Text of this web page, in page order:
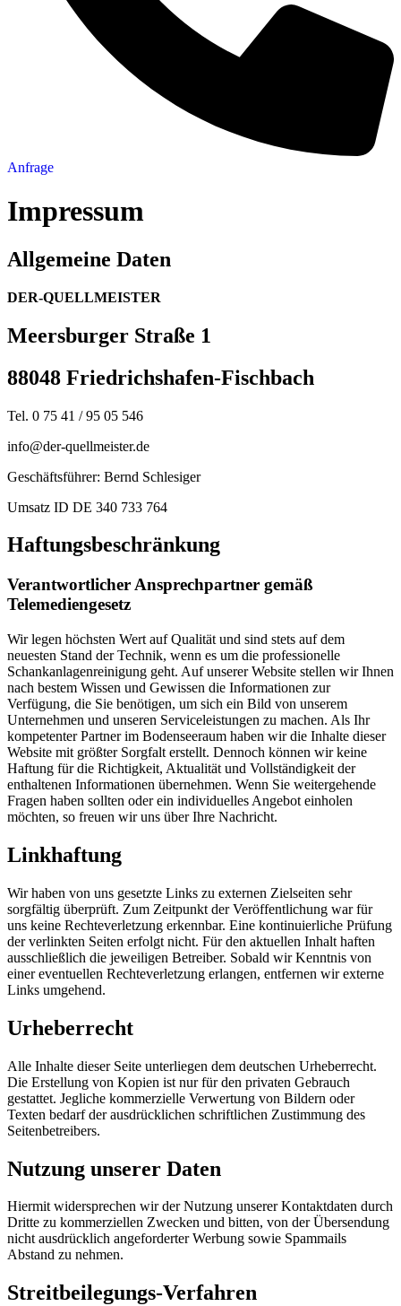
Anfrage
Impressum
Allgemeine Daten
DER-QUELLMEISTER
Meersburger Straße 1
88048 Friedrichshafen-Fischbach
Tel. 0 75 41 / 95 05 546
info@der-quellmeister.de
Geschäftsführer: Bernd Schlesiger
Umsatz ID DE 340 733 764
Haftungsbeschränkung
Verantwortlicher Ansprechpartner gemäß
Telemediengesetz
Wir legen höchsten Wert auf Qualität und sind stets auf dem
neuesten Stand der Technik, wenn es um die professionelle
Schankanlagenreinigung geht. Auf unserer Website stellen wir Ihnen
nach bestem Wissen und Gewissen die Informationen zur
Verfügung, die Sie benötigen, um sich ein Bild von unserem
Unternehmen und unseren Serviceleistungen zu machen. Als Ihr
kompetenter Partner im Bodenseeraum haben wir die Inhalte dieser
Website mit größter Sorgfalt erstellt. Dennoch können wir keine
Haftung für die Richtigkeit, Aktualität und Vollständigkeit der
enthaltenen Informationen übernehmen. Wenn Sie weitergehende
Fragen haben sollten oder ein individuelles Angebot einholen
möchten, so freuen wir uns über Ihre Nachricht.
Linkhaftung
Wir haben von uns gesetzte Links zu externen Zielseiten sehr
sorgfältig überprüft. Zum Zeitpunkt der Veröffentlichung war für
uns keine Rechteverletzung erkennbar. Eine kontinuierliche Prüfung
der verlinkten Seiten erfolgt nicht. Für den aktuellen Inhalt haften
ausschließlich die jeweiligen Betreiber. Sobald wir Kenntnis von
einer eventuellen Rechteverletzung erlangen, entfernen wir externe
Links umgehend.
Urheberrecht
Alle Inhalte dieser Seite unterliegen dem deutschen Urheberrecht.
Die Erstellung von Kopien ist nur für den privaten Gebrauch
gestattet. Jegliche kommerzielle Verwertung von Bildern oder
Texten bedarf der ausdrücklichen schriftlichen Zustimmung des
Seitenbetreibers.
Nutzung unserer Daten
Hiermit widersprechen wir der Nutzung unserer Kontaktdaten durch
Dritte zu kommerziellen Zwecken und bitten, von der Übersendung
nicht ausdrücklich angeforderter Werbung sowie Spammails
Abstand zu nehmen.
Streitbeilegungs-Verfahren